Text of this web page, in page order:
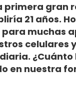
primera gran
21 años.
muchas
celulares
en nuestra